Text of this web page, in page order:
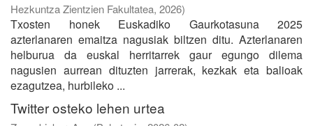
Hezkuntza Zientzien Fakultatea, 2026)
Txosten honek Euskadiko Gaurkotasuna 2025
azterlanaren emaitza nagusiak biltzen ditu. Azterlanaren
helburua da euskal herritarrek gaur egungo dilema
nagusien aurrean dituzten jarrerak, kezkak eta balioak
ezagutzea, hurbileko ...
Twitter osteko lehen urtea